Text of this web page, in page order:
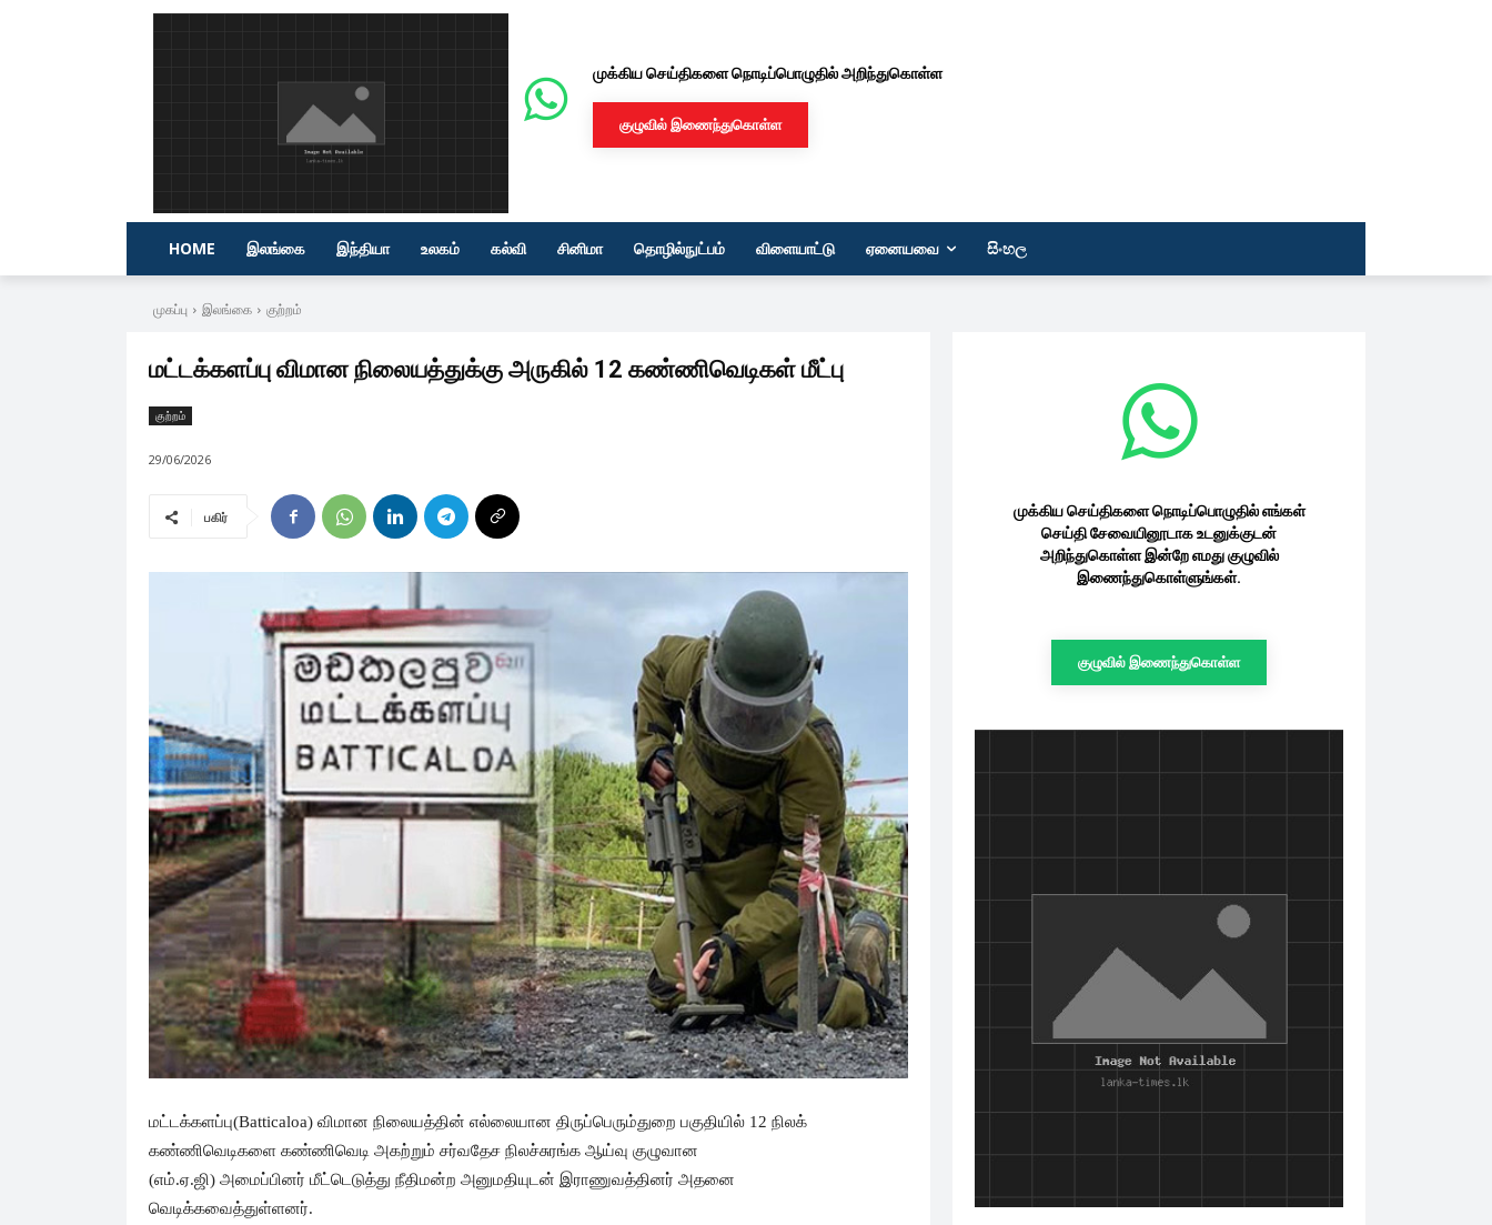
முக்கிய செய்திகளை நொடிப்பொழுதில் அறிந்துகொள்ள
குழுவில் இணைந்துகொள்ள
HOME இலங்கை இந்தியா உலகம் கல்வி சினிமா தொழில்நுட்பம் விளையாட்டு ஏனையவை සිංහල
முகப்பு இலங்கை குற்றம்
மட்டக்களப்பு விமான நிலையத்துக்கு அருகில் 12 கண்ணிவெடிகள் மீட்பு
குற்றம்
29/06/2026
பகிர்
மட்டக்களப்பு(Batticaloa) விமான நிலையத்தின் எல்லையான திருப்பெரும்துறை பகுதியில் 12 நிலக்
கண்ணிவெடிகளை கண்ணிவெடி அகற்றும் சர்வதேச நிலச்சுரங்க ஆய்வு குழுவான
(எம்.ஏ.ஜி) அமைப்பினர் மீட்டெடுத்து நீதிமன்ற அனுமதியுடன் இராணுவத்தினர் அதனை
வெடிக்கவைத்துள்ளனர்.
முக்கிய செய்திகளை நொடிப்பொழுதில் எங்கள்
செய்தி சேவையினூடாக உடனுக்குடன்
அறிந்துகொள்ள இன்றே எமது குழுவில்
இணைந்துகொள்ளுங்கள்.
குழுவில் இணைந்துகொள்ள